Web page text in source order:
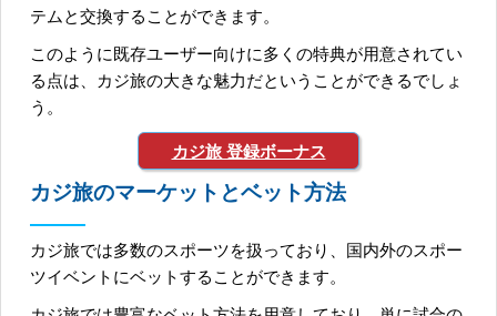
テムと交換することができます。
このように既存ユーザー向けに多くの特典が用意されてい
る点は、カジ旅の大きな魅力だということができるでしょ
う。
カジ旅 登録ボーナス
カジ旅のマーケットとベット方法
カジ旅では多数のスポーツを扱っており、国内外のスポー
ツイベントにベットすることができます。